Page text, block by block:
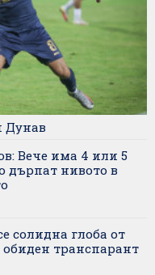
Дунав
Вече има 4 или 5
дърпат нивото в
солидна глоба от
транспарант